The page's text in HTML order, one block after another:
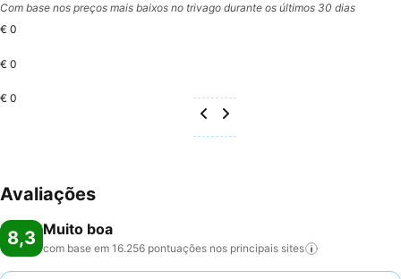
Com base nos preços mais baixos no trivago durante os últimos 30 dias
€ 0
€ 0
€ 0
Avaliações
8,3 Muito boa
com base em 16.256 pontuações nos principais sites